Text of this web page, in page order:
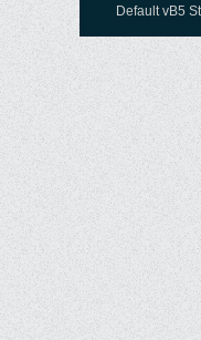
Default vB5